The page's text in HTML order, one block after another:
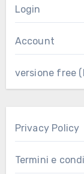
Login
Account
versione free
Privacy Policy
Termini e